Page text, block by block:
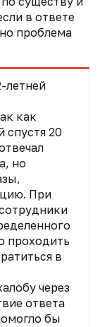
в ответе
проблема
летней
как
спустя 20
но
При
проходить
в
через
ответа
бы